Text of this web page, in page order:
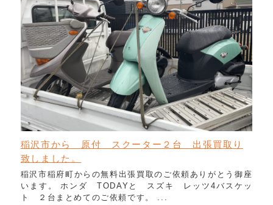
稲沢市から 原付 スクーター２台 出張買取り
致しました。
稲沢市稲府町からの無料出張買取のご依頼ありがとう御座
います。 ホンダ TODAYと スズキ レッツ4バスケッ
ト ２台まとめてのご依頼です。 ...